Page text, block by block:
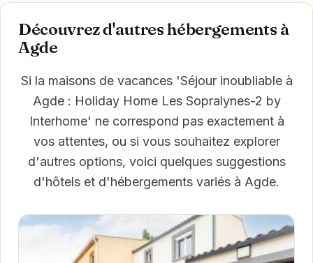
Découvrez d'autres hébergements à
Agde
Si la maisons de vacances 'Séjour inoubliable à
Agde : Holiday Home Les Sopralynes-2 by
Interhome' ne correspond pas exactement à
vos attentes, ou si vous souhaitez explorer
d'autres options, voici quelques suggestions
d'hôtels et d'hébergements variés à Agde.